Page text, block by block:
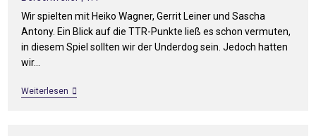
Wir spielten mit Heiko Wagner, Gerrit Leiner und Sascha
Antony. Ein Blick auf die TTR-Punkte ließ es schon vermuten,
in diesem Spiel sollten wir der Underdog sein. Jedoch hatten
wir…
Weiterlesen